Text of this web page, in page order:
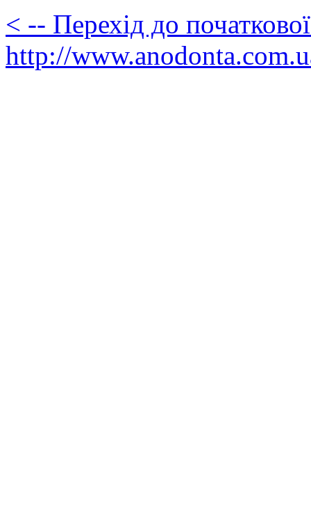
< -- Перехід до
http://